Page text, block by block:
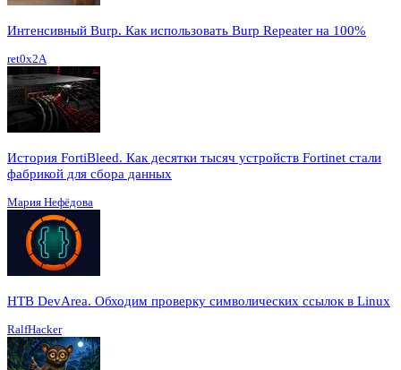
Интенсивный Burp. Как использовать Burp Repeater на 100%
ret0x2A
История FortiBleed. Как десятки тысяч устройств Fortinet стали
фабрикой для сбора данных
Мария Нефёдова
HTB DevArea. Обходим проверку символических ссылок в Linux
RalfHacker